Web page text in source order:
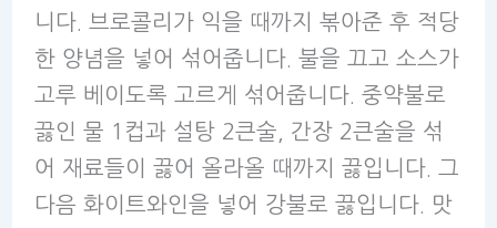
니다. 브로콜리가 익을 때까지 볶아준 후 적당
한 양념을 넣어 섞어줍니다. 불을 끄고 소스가
고루 베이도록 고르게 섞어줍니다. 중약불로
끓인 물 1컵과 설탕 2큰술, 간장 2큰술을 섞
어 재료들이 끓어 올라올 때까지 끓입니다. 그
다음 화이트와인을 넣어 강불로 끓입니다. 맛